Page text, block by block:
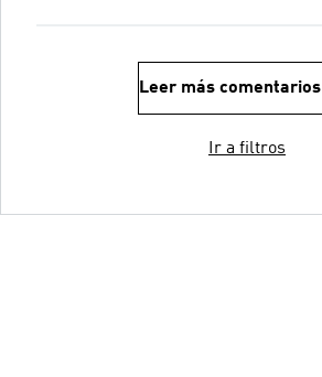
Leer más comentarios
Ir a filtros